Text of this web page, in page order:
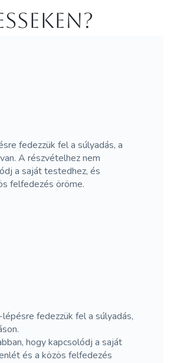
fedezzük fel a súlyadás, a
A részvételhez nem
a saját testedhez, és
felfedezés öröme.
fedezzük fel a súlyadás,
hogy kapcsolódj a saját
és a közös felfedezés